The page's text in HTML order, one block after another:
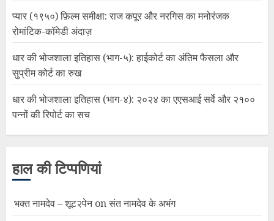
प्यार (१९५०) फ़िल्म समीक्षा: राज कपूर और नरगिस का मनोरंजक
रोमांटिक-कॉमेडी अंदाज़
धार की भोजशाला इतिहास (भाग-५): हाईकोर्ट का अंतिम फैसला और
सुप्रीम कोर्ट का रुख
धार की भोजशाला इतिहास (भाग-४): २०२४ का एएसआई सर्वे और २१००
पन्नों की रिपोर्ट का सच
हाल की टिप्पणियां
भक्त नामदेव – शूट२पेनonसंत नामदेव के अभंग